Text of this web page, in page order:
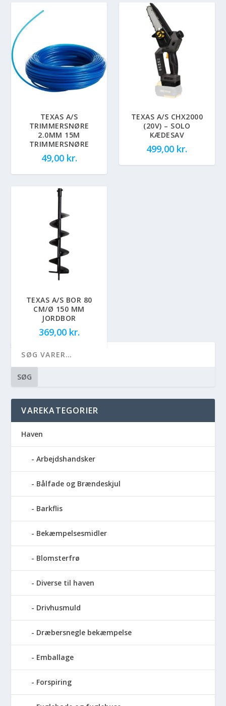
TEXAS A/S
TRIMMERSNØRE
2.0MM 15M
TRIMMERSNØRE
49,00 kr.
TEXAS A/S CHX2000
(20V) – SOLO
KÆDESAV
499,00 kr.
TEXAS A/S BOR 80
CM/Ø 150 MM
JORDBOR
369,00 kr.
SØG
VAREKATEGORIER
Haven
Arbejdshandsker
Bålfade og Brændeskjul
Barkflis
Bekæmpelsesmidler
Blomsterfrø
Diverse til haven
Drivhusmuld
Dræbersnegle bekæmpelse
Emballage
Forspiring